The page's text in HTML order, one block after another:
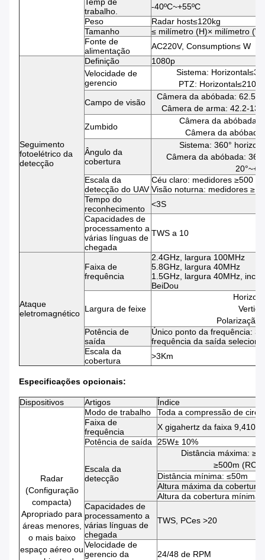
Temp de
trabalho.
-40ºC~+55ºC
Peso
Radar host≤120kg
Tamanho
≤ milímetro (H)× milímetro
Fonte de
alimentação
AC220V, Consumption≤ W
Seguimento
fotoelétrico da
detecção
Definição
1080p
Velocidade de
gerencio
Sistema:
PTZ: Horizontal≤210°/
Campo de visão
Câmera da abóbada: 62.5-
Câmera de arma: 42.2-
Zumbido
Câmera da abóbada:
Câmera da
Ângulo da
cobertura
Sistema: 360°
Câmera da abóbada:
Escala da
detecção do UAV
Céu claro: medidores ≥500
Visão noturna: medidores
Tempo do
reconhecimento
<3S
Capacidades de
processamento a
várias línguas de
chegada
TWS a 10
Ataque
eletromagnético
Faixa de
frequência
2.4GHz, largura 100MHz
5.8GHz, largura 40MHz
1.5GHz, largura 40MHz,
BeiDou
Largura de feixe
Polarização
Potência de
saída
Único ponto da frequência:
frequência da saída
Escala da
cobertura
>3Km
Especificações opcionais:
Dispositivos Artigos Índice
Radar
(Configuração
compacta)
Apropriado para
áreas menores,
o mais baixo
espaço aéreo ou
Modo de trabalho
Toda a compressão de
Faixa de
frequência
X gigahertz da faixa 9,410 -
Potência de saída 25W± 10%
Escala da
detecção
Distância máxima:
≥500m
Distância mínima: ≤50m
Altura máxima da
Altura da cobertura mínima:
Capacidades de
processamento a
várias línguas de
chegada
TWS, PCes >20
Velocidade de
gerencio da
24/48 de RPM